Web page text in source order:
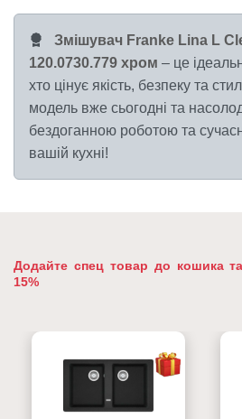
Змішувач Franke Lina L
120.0730.779 хром – це
хто цінує якість, безпеку та
модель вже сьогодні та
бездоганною роботою та
вашій кухні!
Додайте спец товар до кошика
15%